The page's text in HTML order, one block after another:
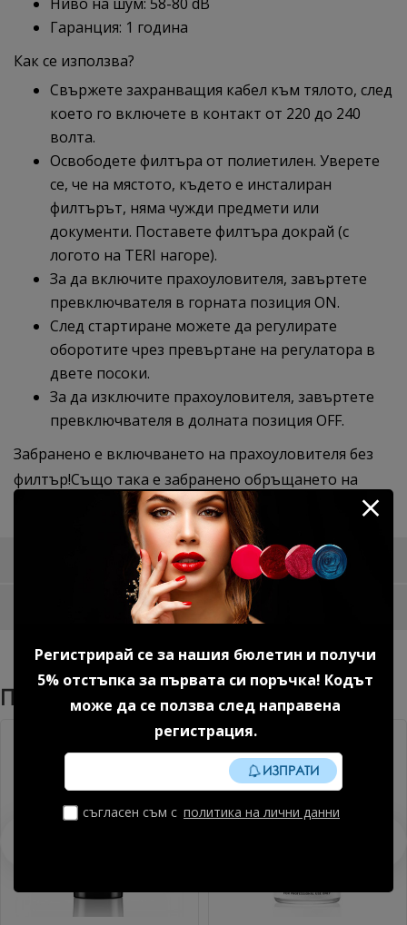
Регистрирай се за нашия бюлетин и получи
5% отстъпка за първата си поръчка! Кодът
може да се ползва след направена
регистрация.
ИЗПРАТИ
съгласен съм с политика на лични данни
Гаранция: 1 година
Как се използва?
Свържете захранващия кабел към тялото, след
което го включете в контакт от 220 до 240
волта.
Освободете филтъра от полиетилен. Уверете
се, че на мястото, където е инсталиран
филтърът, няма чужди предмети или
документи. Поставете филтъра докрай (с
логото на TERI нагоре).
За да включите прахоуловителя, завъртете
превключвателя в горната позиция ON.
След стартиране можете да регулирате
оборотите чрез превъртане на регулатора в
двете посоки.
За да изключите прахоуловителя, завъртете
превключвателя в долната позиция OFF.​
Забранено е включването на прахоуловителя без
филтър!Също така е забранено обръщането на
филтъра на различни страни по време на работа.
Доставка и плащане
Отзиви за продукта
Препоръчани Продукти
Без TPO